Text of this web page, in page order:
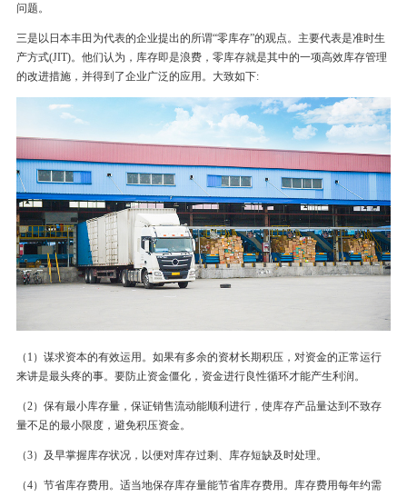
问题。
三是以日本丰田为代表的企业提出的所谓“零库存”的观点。主要代表是准时生
产方式(JIT)。他们认为，库存即是浪费，零库存就是其中的一项高效库存管理
的改进措施，并得到了企业广泛的应用。大致如下:
（1）谋求资本的有效运用。如果有多余的资材长期积压，对资金的正常运行
来讲是最头疼的事。要防止资金僵化，资金进行良性循环才能产生利润。
（2）保有最小库存量，保证销售流动能顺利进行，使库存产品量达到不致存
量不足的最小限度，避免积压资金。
（3）及早掌握库存状况，以便对库存过剩、库存短缺及时处理。
（4）节省库存费用。适当地保存库存量能节省库存费用。库存费用每年约需